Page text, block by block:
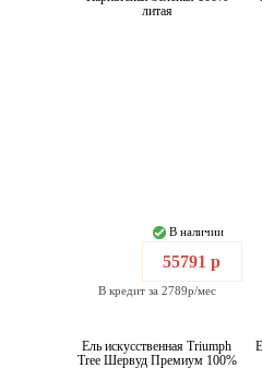
литая
В наличии
55791 р
В кредит за 2789р/мес
Ель искусственная Triumph
Tree Шервуд Премиум 100%